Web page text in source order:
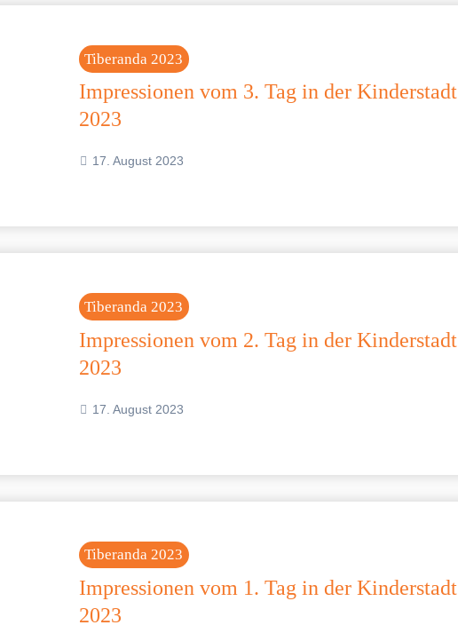
Tiberanda 2023
Impressionen vom 3. Tag in der Kinderstadt
2023
17. August 2023
Tiberanda 2023
Impressionen vom 2. Tag in der Kinderstadt
2023
17. August 2023
Tiberanda 2023
Impressionen vom 1. Tag in der Kinderstadt
2023